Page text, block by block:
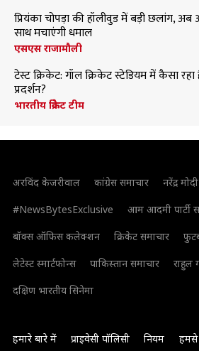
प्रियंका चोपड़ा की हॉलीवुड में बड़ी छलांग,
साथ मचाएंगी धमाल
एसएस राजामौली
टेस्ट क्रिकेट: गॉल क्रिकेट स्टेडियम में कैसा
प्रदर्शन?
भारतीय क्रिकेट टीम
अरविंद केजरीवाल कांग्रेस समाचार नरेंद्र मोदी
#NewsBytesExclusive
आम आदमी पार्टी
बॉक्स ऑफिस कलेक्शन
क्रिकेट समाचार
लेटेस्ट स्मार्टफोन्स
पाकिस्तान समाचार राहुल
दक्षिण भारतीय सिनेमा
हमारे बारे में प्राइवेसी पॉलिसी नियम हमसे